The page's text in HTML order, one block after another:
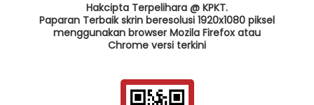
Hakcipta Terpelihara @ KPKT.
Paparan Terbaik skrin beresolusi 1920x1080 piksel
menggunakan browser Mozila Firefox atau
Chrome versi terkini